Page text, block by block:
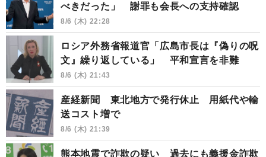
べきだった」 謝罪も会長への支持確認
8/6 (木) 22:28
ロシア外務省報道官「広島市長は『偽りの呪
文』繰り返している」 平和宣言を非難
8/6 (木) 21:43
産経新聞 東北地方で発行休止 用紙代や輸
送コスト増で
8/6 (木) 21:39
熊本地震で詐欺の疑い 過去にも義援金詐欺